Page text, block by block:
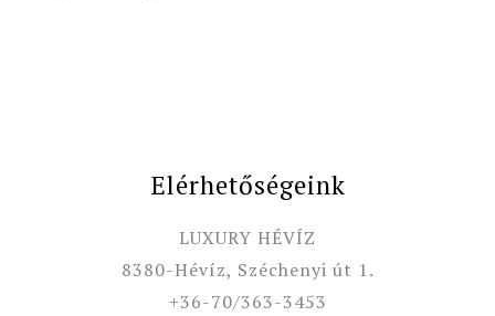
Elérhetőségeink
LUXURY HÉVÍZ
8380-Hévíz, Széchenyi út 1.
+36-70/363-3453